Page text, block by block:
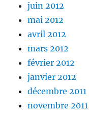
juin 2012
mai 2012
avril 2012
mars 2012
février 2012
janvier 2012
décembre 2011
novembre 2011